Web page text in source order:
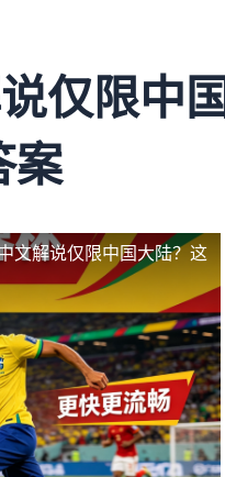
仅限中国
案
文解说仅限中国大陆？这